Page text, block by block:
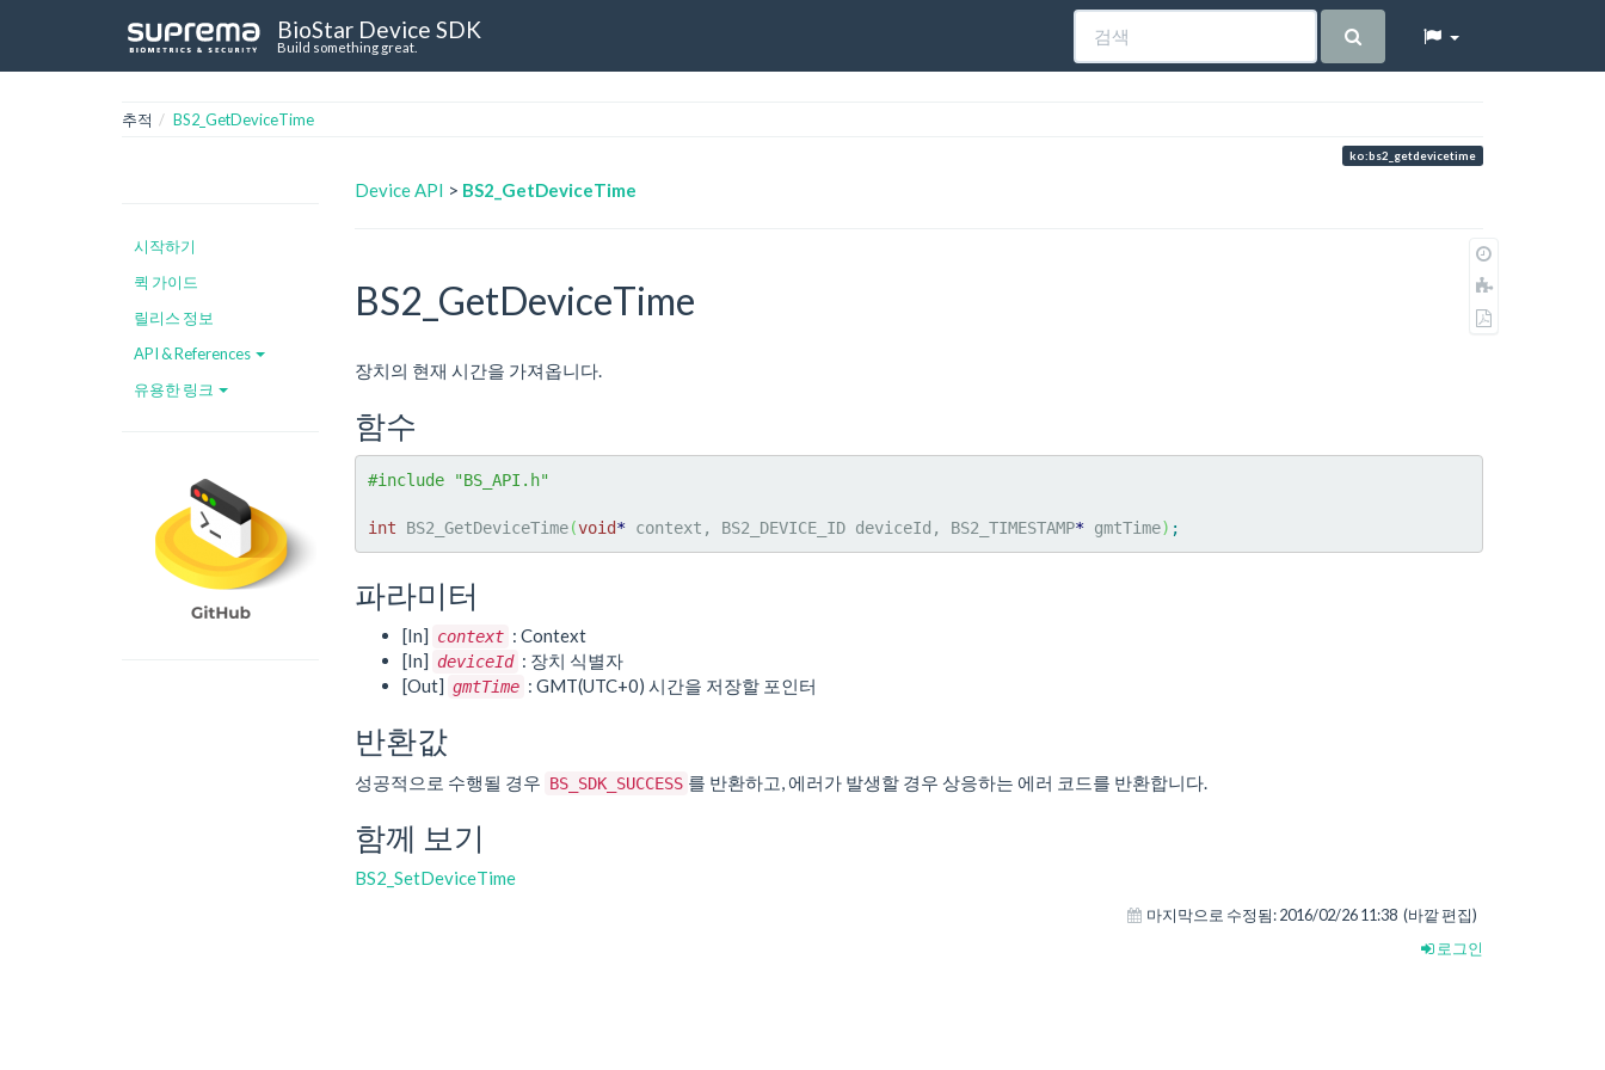
BioStar Device SDK
Build something great.
추적 BS2_GetDeviceTime
ko:bs2_getdevicetime
시작하기
퀵 가이드
릴리스 정보
API & References
유용한 링크
Device API > BS2_GetDeviceTime
BS2_GetDeviceTime
장치의 현재 시간을 가져옵니다.
함수
#include "BS_API.h"
int BS2_GetDeviceTime(void* context, BS2_DEVICE_ID deviceId, BS2_TIMESTAMP* gmtTime) ;
파라미터
[In] context : Context
[In] deviceId : 장치 식별자
[Out] gmtTime : GMT(UTC+0) 시간을 저장할 포인터
반환값
성공적으로 수행될 경우 BS_SDK_SUCCESS 를 반환하고, 에러가 발생할 경우 상응하는 에러 코드를 반환합니다.
함께 보기
BS2_SetDeviceTime
마지막으로 수정됨:2016/02/26 11:38 (바깥 편집)
로그인